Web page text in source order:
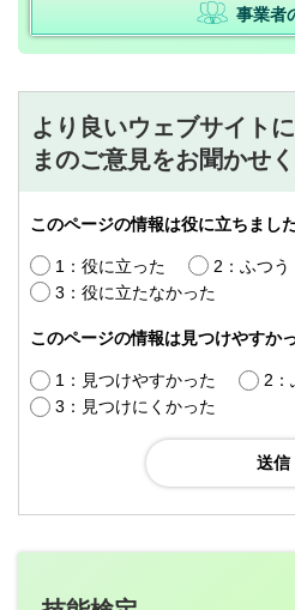
事業者
より良いウェブサイト
まのご意見をお聞かせ
このページの情報は役に立ちまし
1：役に立った
2：ふつう
3：役に立たなかった
このページの情報は見つけやすか
1：見つけやすかった
2：
3：見つけにくかった